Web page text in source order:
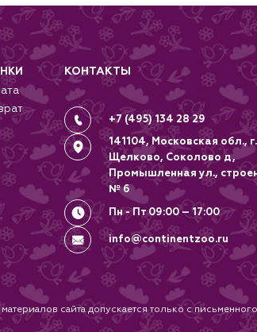
КОНТАКТЫ
+7 (495) 134 28 29
141104, Московская обл., г.
Щелково, Соколово д,
Промышленная ул.,
№ 6
Пн - Пт 09:00 – 17:00
info@continentzoo.ru
сайта допускается только с письменного